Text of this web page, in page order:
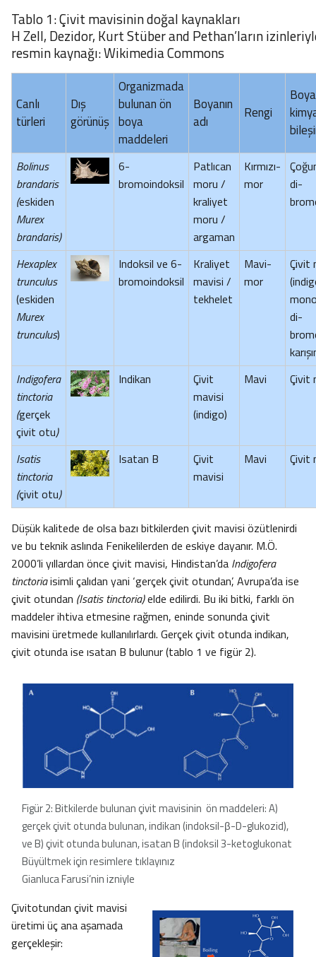
Tablo 1: Çivit mavisinin doğal kaynakları
H Zell, Dezidor, Kurt Stüber and Pethan’ların
resmin kaynağı: Wikimedia Commons
Canlı
türleri
Dış
görünüş
Organizmada
bulunan ön
boya
maddeleri
Boyanın
adı
Rengi
Bolinus
brandaris
(eskiden
Murex
brandaris)
6-
bromoindoksil
Patlıcan
moru /
kraliyet
moru /
argaman
Kırmızı-
mor
di-
Hexaplex
trunculus
(eskiden
Murex
trunculus)
Indoksil ve 6-
bromoindoksil
Kraliyet
mavisi /
tekhelet
Mavi-
mor
Çivit
di-
Indigofera
tinctoria
(gerçek
çivit otu)
Indikan
Çivit
mavisi
(indigo)
Mavi Çivit
Isatis
tinctoria
(çivit otu)
Isatan B
Çivit
mavisi
Mavi Çivit
Düşük kalitede de olsa bazı bitkilerden çivit mavisi özütlenirdi
ve bu teknik aslında Fenikelilerden de eskiye dayanır. M.Ö.
2000’li yıllardan önce çivit mavisi, Hindistan’da Indigofera
tinctoriaisimli çalıdan yani ‘gerçek çivit otundan’, Avrupa’da ise
çivit otundan (Isatis tinctoria)elde edilirdi. Bu iki bitki, farklı ön
maddeler ihtiva etmesine rağmen, eninde sonunda çivit
mavisini üretmede kullanılırlardı. Gerçek çivit otunda indikan,
çivit otunda ise ısatan B bulunur (tablo 1 ve figür 2).
Figür 2: Bitkilerde bulunan çivit mavisinin ön maddeleri: A)
gerçek çivit otunda bulunan, indikan (indoksil-β-D-glukozid),
ve B) çivit otunda bulunan, isatan B (indoksil 3-ketoglukonat
Büyültmek için resimlere tıklayınız
Gianluca Farusi’nin izniyle
Çivitotundan çivit mavisi
üretimi üç ana aşamada
gerçekleşir: